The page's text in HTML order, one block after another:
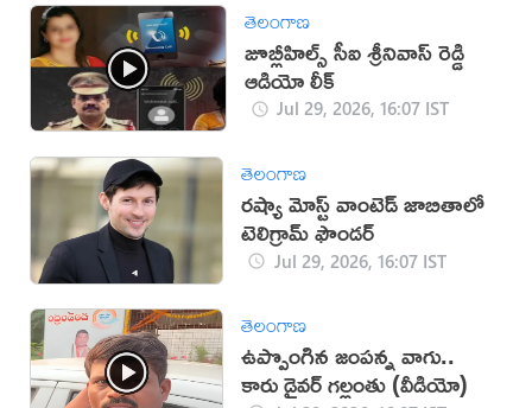
తెలంగాణ
జూబ్లీహిల్స్ సీఐ శ్రీనివాస్ రెడ్డి
ఆడియో లీక్
Jul 29, 2026, 16:07 IST
తెలంగాణ
రష్యా మోస్ట్ వాంటెడ్ జాబితాలో
టెలిగ్రామ్ ఫౌండర్
Jul 29, 2026, 16:07 IST
తెలంగాణ
ఉప్పొంగిన జంపన్న వాగు..
కారు డ్రైవర్ గల్లంతు (వీడియో)